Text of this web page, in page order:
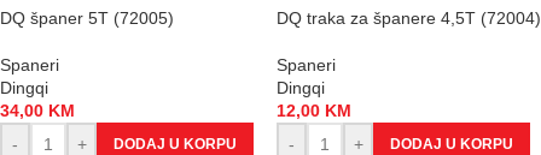
DQ španer 5T (72005)
Spaneri
Dingqi
34,00 KM
-
+ DODAJ U KORPU
DQ traka za španere 4,5T (72004)
Spaneri
Dingqi
12,00 KM
-
+ DODAJ U KORPU